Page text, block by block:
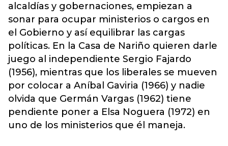
alcaldías y gobernaciones, empiezan a
sonar para ocupar ministerios o cargos en
el Gobierno y así equilibrar las cargas
políticas. En la Casa de Nariño quieren darle
juego al independiente Sergio Fajardo
(1956), mientras que los liberales se mueven
por colocar a Aníbal Gaviria (1966) y nadie
olvida que Germán Vargas (1962) tiene
pendiente poner a Elsa Noguera (1972) en
uno de los ministerios que él maneja.